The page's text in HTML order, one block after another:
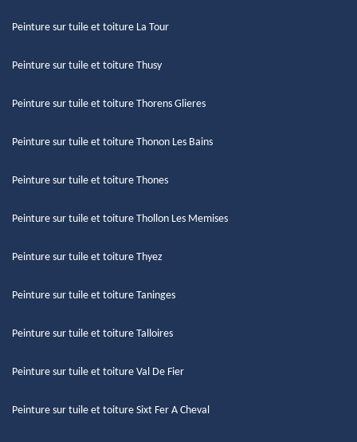
Peinture sur tuile et toiture La Tour
Peinture sur tuile et toiture Thusy
Peinture sur tuile et toiture Thorens Glieres
Peinture sur tuile et toiture Thonon Les Bains
Peinture sur tuile et toiture Thones
Peinture sur tuile et toiture Thollon Les Memises
Peinture sur tuile et toiture Thyez
Peinture sur tuile et toiture Taninges
Peinture sur tuile et toiture Talloires
Peinture sur tuile et toiture Val De Fier
Peinture sur tuile et toiture Sixt Fer A Cheval